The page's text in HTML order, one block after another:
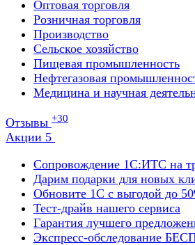
Оптовая торговля
Розничная торговля
Производство
Сельское хозяйство
Пищевая промышленность
Нефтегазовая
Медицина и научная
Отзывы +30
Акции 5
Сопровождение 1С:ИТС на
Дарим подарки для новых
Обновите 1С с выгодой до
Тест-драйв нашего сервиса
Гарантия лучшего
Экспресс-обследование